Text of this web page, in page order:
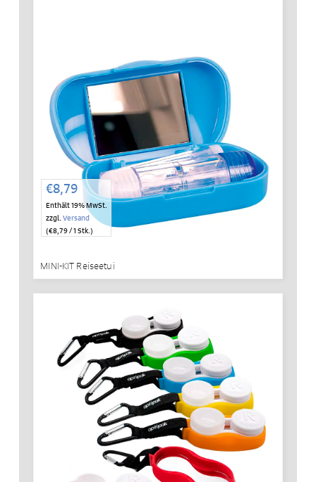
€8,79
Enthält 19% MwSt.
zzgl. Versand
(€8,79/ 1 Stk.)
MINI-KIT Reiseetui